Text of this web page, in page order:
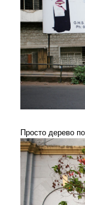
Просто дерево